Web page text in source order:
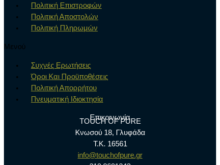
Πολιτική Επιστροφών
Πολιτική Αποστολών
Πολιτική Πληρωμών
Μενού
Συχνές Ερωτήσεις
Όροι Και Προϋποθέσεις
Πολιτική Απορρήτου
Πνευματική Ιδιοκτησία
Επικοινωνία
TOUCH OF PURE
Κνωσού 18, Γλυφάδα
Τ.Κ. 16561
info@touchofpure.gr